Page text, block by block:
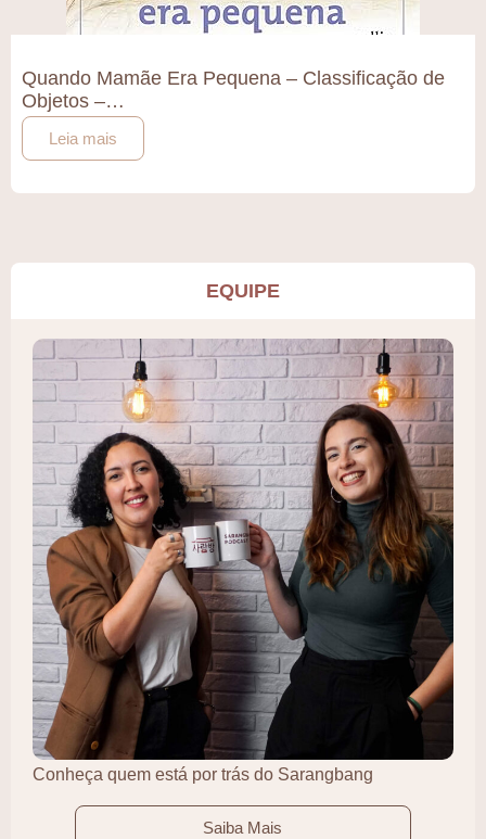
Quando Mamãe Era Pequena – Classificação de
Objetos –…
Leia mais
EQUIPE
Conheça quem está por trás do Sarangbang
Saiba Mais